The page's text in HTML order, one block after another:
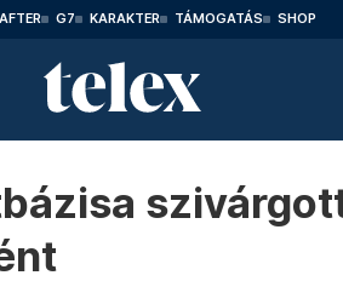
AFTER G7 KARAKTER TÁMOGATÁS SHOP